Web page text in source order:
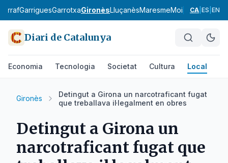
GarriguesGarrotxaGironèsLluçanèsMaresmeMoianès Montsià
CA ES EN
Diari de Catalunya
Economia Tecnologia Societat Cultura Local
Gironès
Detingut a Girona un narcotraficant fugat
que treballava il·legalment en obres
Detingut a Girona un
narcotraficant fugat que